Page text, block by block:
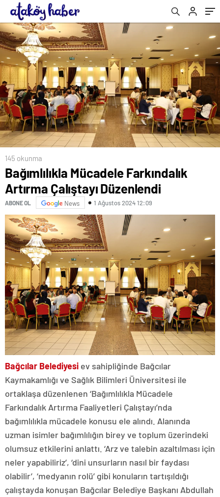
145 okunma
Bağımlılıkla Mücadele Farkındalık
Artırma Çalıştayı Düzenlendi
ABONE OL News 1 Ağustos 2024 12:09
Bağcılar Belediyesi ev sahipliğinde Bağcılar
Kaymakamlığı ve Sağlık Bilimleri Üniversitesi ile
ortaklaşa düzenlenen ‘Bağımlılıkla Mücadele
Farkındalık Artırma Faaliyetleri Çalıştayı’nda
bağımlılıkla mücadele konusu ele alındı. Alanında
uzman isimler bağımlılığın birey ve toplum üzerindeki
olumsuz etkilerini anlattı. ‘Arz ve talebin azaltılması için
neler yapabiliriz’, ‘dini unsurların nasıl bir faydası
olabilir’, ‘medyanın rolü’ gibi konuların tartışıldığı
çalıştayda konuşan Bağcılar Belediye Başkanı Abdullah